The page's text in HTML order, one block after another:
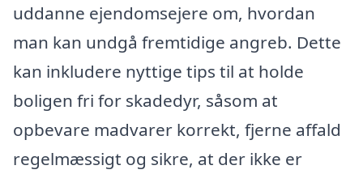
uddanne ejendomsejere om, hvordan
man kan undgå fremtidige angreb. Dette
kan inkludere nyttige tips til at holde
boligen fri for skadedyr, såsom at
opbevare madvarer korrekt, fjerne affald
regelmæssigt og sikre, at der ikke er